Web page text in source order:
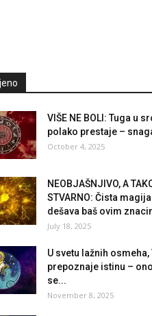
VIŠE NE BOLI: Tuga u
polako prestaje –
October 4, 2025
NEOBJAŠNJIVO, A
STVARNO: Čista
dešava baš ovim
July 18, 2025
U svetu lažnih
prepoznaje istinu –
se...
November 8, 2025